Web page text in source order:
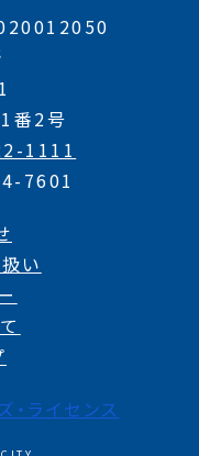
番2号
1111
7601
い